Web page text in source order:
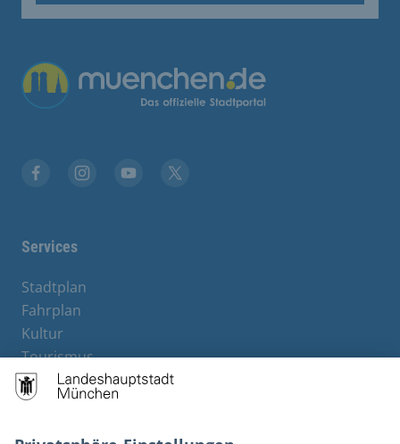
Services
Stadtplan
Fahrplan
Kultur
Tourismus
M-Strom
Bürgerservice